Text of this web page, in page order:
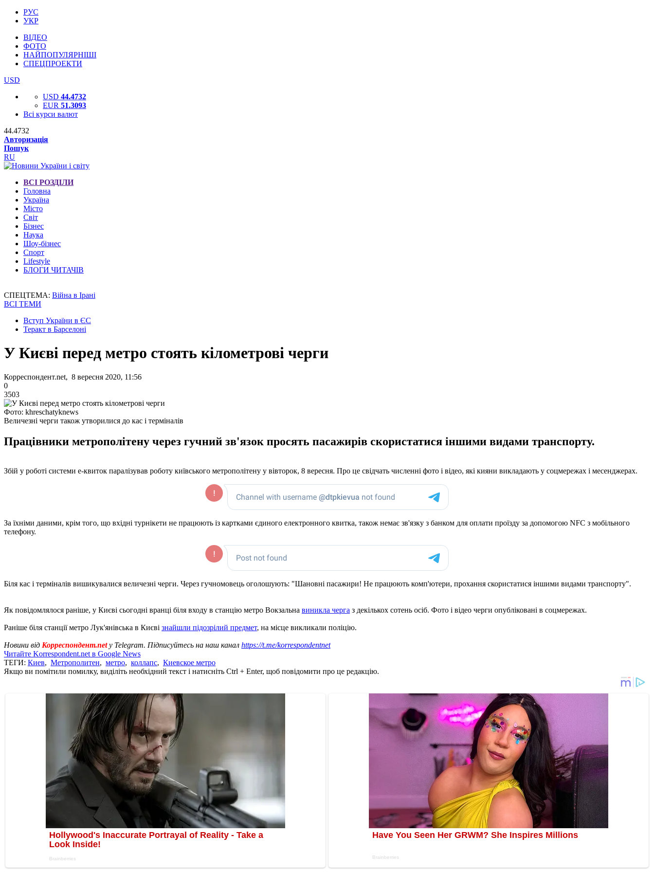
РУС
УКР
ВІДЕО
ФОТО
НАЙПОПУЛЯРНІШІ
СПЕЦПРОЕКТИ
USD
USD 44.4732
EUR 51.3093
Всі курси валют
44.4732
Авторизація
Пошук
RU
ВСІ РОЗДІЛИ
Головна
Україна
Місто
Світ
Бізнес
Наука
Шоу-бізнес
Спорт
Lifestyle
БЛОГИ ЧИТАЧІВ
СПЕЦТЕМА: Війна в Ірані
ВСІ ТЕМИ
Вступ України в ЄС
Теракт в Барселоні
У Києві перед метро стоять кілометрові черги
Корреспондент.net, 8 вересня 2020, 11:56
0
3503
Фото: khreschatyknews
Величезні черги також утворилися до кас і терміналів
Працівники метрополітену через гучний зв'язок просять пасажирів скористатися іншими видами транспорту.
Збій у роботі системи е-квиток паралізував роботу київського метрополітену у вівторок, 8 вересня. Про це свідчать численні фото і відео, які кияни викладають у соцмережах і месенджерах.
За їхніми даними, крім того, що вхідні турнікети не працюють із картками єдиного електронного квитка, також немає зв'язку з банком для оплати проїзду за допомогою NFC з мобільного
телефону.
Біля кас і терміналів вишикувалися величезні черги. Через гучномовець оголошують: "Шановні пасажири! Не працюють комп'ютери, прохання скористатися іншими видами транспорту".
Як повідомлялося раніше, у Києві сьогодні вранці біля входу в станцію метро Вокзальна виникла черга з декількох сотень осіб. Фото і відео черги опубліковані в соцмережах.
Раніше біля станції метро Лук'янівська в Києві знайшли підозрілий предмет, на місце викликали поліцію.
Новини від Корреспондент.netу Telegram. Підписуйтесь на наш канал https://t.me/korrespondentnet
Читайте Korrespondent.net в Google News
ТЕГИ: Киев, Метрополитен, метро, коллапс, Киевское метро
Якщо ви помітили помилку, виділіть необхідний текст і натисніть Ctrl + Enter, щоб повідомити про це редакцію.